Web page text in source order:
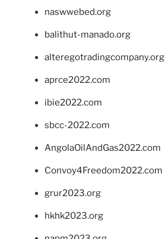
naswwebed.org
balithut-manado.org
alteregotradingcompany.org
aprce2022.com
ibie2022.com
sbcc-2022.com
AngolaOilAndGas2022.com
Convoy4Freedom2022.com
grur2023.org
hkhk2023.org